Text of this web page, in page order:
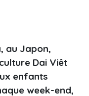
au Japon,
Dai Viêt
enfants
week-end,